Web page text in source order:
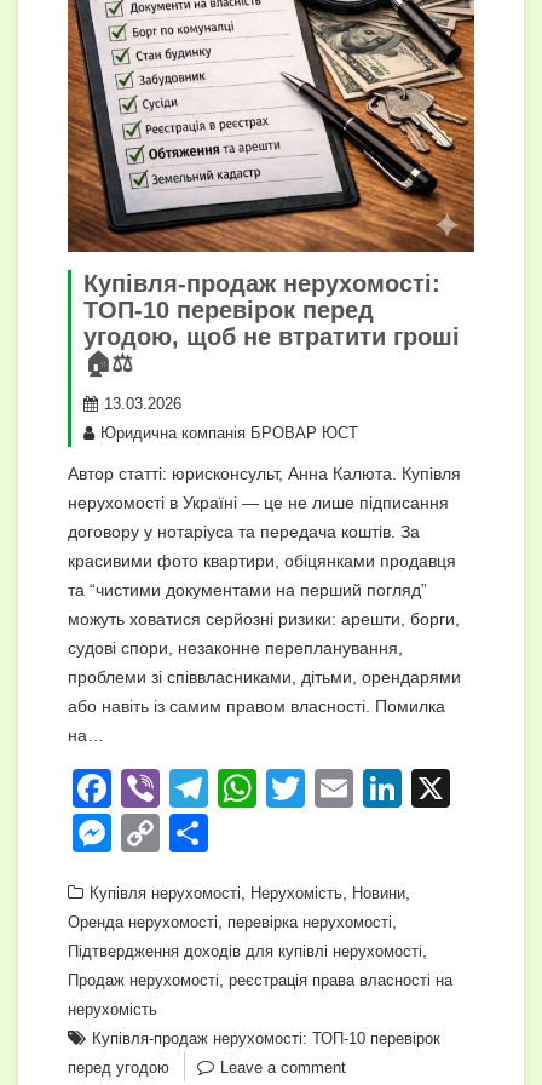
Купівля-продаж нерухомості:
ТОП-10 перевірок перед
угодою, щоб не втратити гроші
🏠⚖️
13.03.2026
Юридична компанія БРОВАР ЮСТ
Автор статті: юрисконсульт, Анна Калюта. Купівля
нерухомості в Україні — це не лише підписання
договору у нотаріуса та передача коштів. За
красивими фото квартири, обіцянками продавця
та “чистими документами на перший погляд”
можуть ховатися серйозні ризики: арешти, борги,
судові спори, незаконне перепланування,
проблеми зі співвласниками, дітьми, орендарями
або навіть із самим правом власності. Помилка
на…
F
a
c
e
b
o
o
k
Vi
b
er
T
gr
a
m
W
s
A
p
T
er
E
Li
e
dI
n
M
ss
e
n
g
er
C
p
y
Li
n
k
ді
л
и
т
и
Купівля нерухомості Нерухомість Новини
Оренда нерухомості перевірка нерухомості
Підтвердження доходів для купівлі нерухомості
Продаж нерухомості реєстрація права власності на
нерухомість
Купівля-продаж нерухомості: ТОП-10 перевірок
перед угодою
Leave a comment